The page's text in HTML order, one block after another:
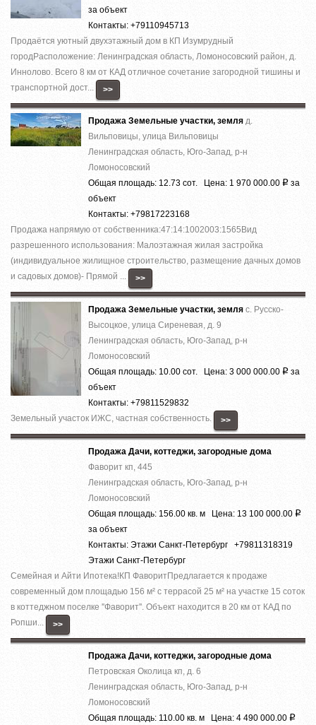
за объект
Контакты: +79110945713
Продаётся уютный двухэтажный дом в КП Изумрудный
городРасположение: Ленинградская область, Ломоносовский район, д.
Иннолово. Всего 8 км от КАД отличное сочетание загородной тишины и
транспортной дост...
>>
Продажа Земельные участки, земля д.
Вильповицы, улица Вильповицы
Ленинградская область, Юго-Запад, р-н
Ломоносовский
Общая площадь: 12.73 сот. Цена: 1 970 000.00 Р за
объект
Контакты: +79817223168
Продажа напрямую от собственника:47:14:1002003:1565Вид
разрешенного использования: Малоэтажная жилая застройка
(индивидуальное жилищное строительство, размещение дачных домов
и садовых домов)- Прямой ...
>>
Продажа Земельные участки, земля с. Русско-
Высоцкое, улица Сиреневая, д. 9
Ленинградская область, Юго-Запад, р-н
Ломоносовский
Общая площадь: 10.00 сот. Цена: 3 000 000.00 Р за
объект
Контакты: +79811529832
Земельный участок ИЖС, частная собственность.
>>
Продажа Дачи, коттеджи, загородные дома
Фаворит кп, 445
Ленинградская область, Юго-Запад, р-н
Ломоносовский
Общая площадь: 156.00 кв. м Цена: 13 100 000.00 Р
за объект
Контакты: Этажи Санкт-Петербург +79811318319
Этажи Санкт-Петербург
Семейная и Айти Ипотека!КП ФаворитПредлагается к продаже
современный дом площадью 156 м² с террасой 25 м² на участке 15 соток
в коттеджном поселке ''Фаворит''. Объект находится в 20 км от КАД по
Ропши...
>>
Продажа Дачи, коттеджи, загородные дома
Петровская Околица кп, д. 6
Ленинградская область, Юго-Запад, р-н
Ломоносовский
Общая площадь: 110.00 кв. м Цена: 4 490 000.00 Р